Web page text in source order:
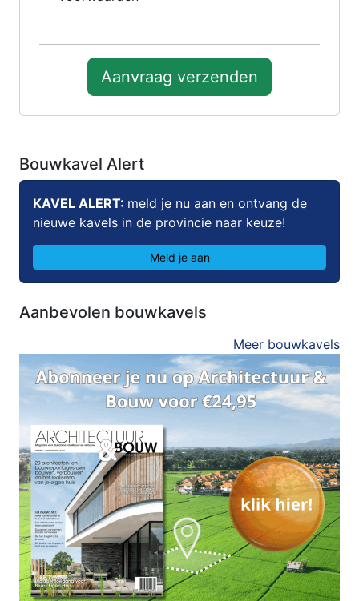
Aanvraag verzenden
Bouwkavel Alert
KAVEL ALERT: meld je nu aan en ontvang de
nieuwe kavels in de provincie naar keuze!
Meld je aan
Aanbevolen bouwkavels
Meer bouwkavels